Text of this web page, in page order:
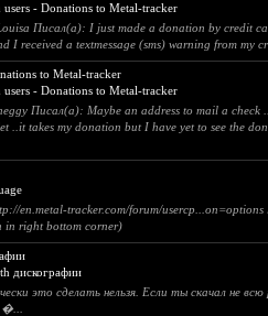
users - Donations to Metal-tracker
Писал(а): I just made a donation by credit
I received a textmessage (sms) warning from my
to Metal-tracker
users - Donations to Metal-tracker
Писал(а): Maybe an address to mail a check
..it takes my donation but I have yet to see the
en.metal-tracker.com/forum/usercp...on=options
in right bottom corner)
дискографии
это сделать нельзя. Если ты скачал не